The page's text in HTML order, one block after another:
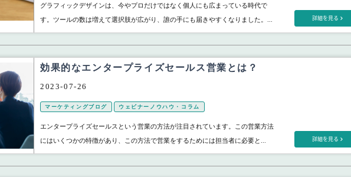
グラフィックデザインは、今やプロだけではなく個人にも広まっている時代で
す。ツールの数は増えて選択肢が広がり、誰の手にも届きやすくなりました。...
詳細を見る
効果的なエンタープライズセールス営業とは？
2023-07-26
マーケティングブログ ウェビナーノウハウ・コラム
エンタープライズセールスという営業の方法が注目されています。この営業方法
にはいくつかの特徴があり、この方法で営業をするためには担当者に必要と...
詳細を見る